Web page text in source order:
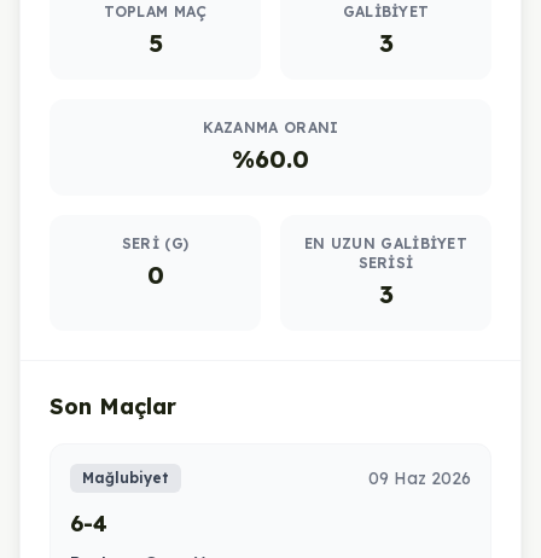
TOPLAM MAÇ
5
GALIBIYET
3
KAZANMA ORANI
%60.0
SERI (G)
0
EN UZUN GALIBIYET
SERISI
3
Son Maçlar
Mağlubiyet 09 Haz 2026
6-4